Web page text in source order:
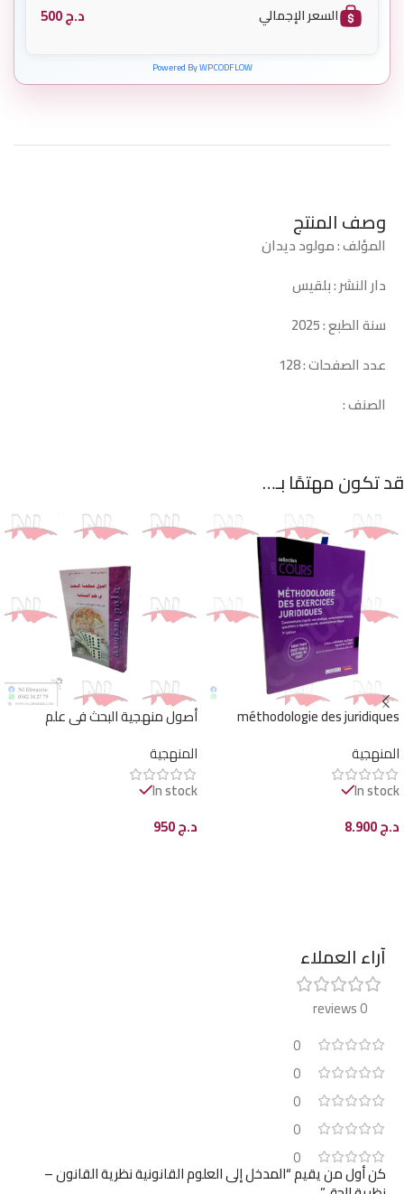
السعر الإجمالي د.ج
Powered By WPCODFLOW
وصف المنتج
المؤلف : مولود ديدان
دار النشر : بلقيس
سنة الطبع : 2025
عدد الصفحات : 128
الصنف :
قد تكون مهتمًا بـ…
méthodologie des juridiques
المنهجية
In stock
د.ج
أصول منهجية البحث في علم
المنهجية
In stock
د.ج
آراء العملاء
0 reviews
0
0
0
0
0
كن أول من يقيم “المدخل إلى العلوم القانونية نظرية القانون –